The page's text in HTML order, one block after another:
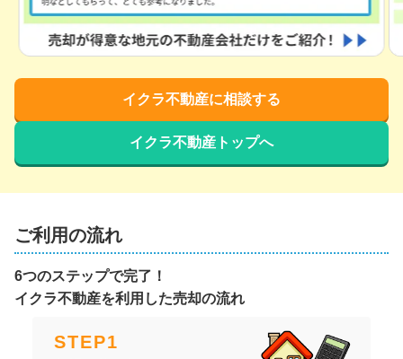
イクラ不動産に相談する
イクラ不動産トップへ
ご利用の流れ
6つのステップで完了！
イクラ不動産を利用した売却の流れ
STEP1